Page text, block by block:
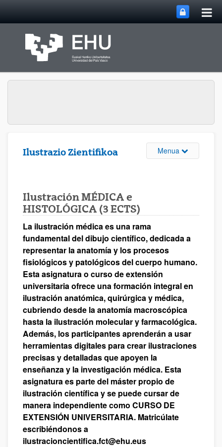
Ilustrazio Zientifikoa Menua
Ilustración MÉDICA e
HISTOLÓGICA (3 ECTS)
La ilustración médica es una rama
fundamental del dibujo científico, dedicada a
representar la anatomía y los procesos
fisiológicos y patológicos del cuerpo humano.
Esta asignatura o curso de extensión
universitaria ofrece una formación integral en
ilustración anatómica, quirúrgica y médica,
cubriendo desde la anatomía macroscópica
hasta la ilustración molecular y farmacológica.
Además, los participantes aprenderán a usar
herramientas digitales para crear ilustraciones
precisas y detalladas que apoyen la
enseñanza y la investigación médica. Esta
asignatura es parte del máster propio de
ilustración científica y se puede cursar de
manera independiente como CURSO DE
EXTENSIÓN UNIVERSITARIA. Matricúlate
escribiéndonos a
ilustracioncientifica.fct@ehu.eus